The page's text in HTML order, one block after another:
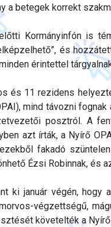
a betegek korrekt
Kormányinfón is
és
érintettel
és 11 rezidens
mind távozni
posztról. A
azt írták, a Nyírő
fakadó
Ézsi Robinnak, és
ki január végén,
végzettségű,
követelték a